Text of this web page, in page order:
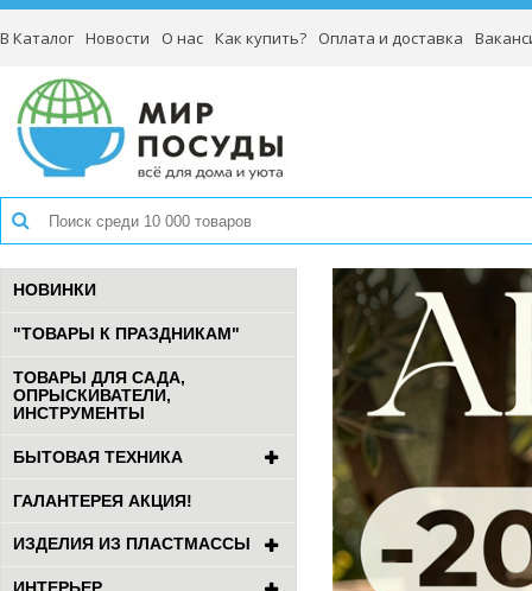
В Каталог Новости О нас Как купить? Оплата и доставка
НОВИНКИ
"ТОВАРЫ К ПРАЗДНИКАМ"
ТОВАРЫ ДЛЯ САДА,
ОПРЫСКИВАТЕЛИ,
ИНСТРУМЕНТЫ
БЫТОВАЯ ТЕХНИКА
ГАЛАНТЕРЕЯ АКЦИЯ!
ИЗДЕЛИЯ ИЗ ПЛАСТМАССЫ